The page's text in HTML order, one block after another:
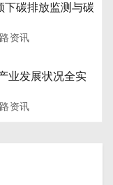
下碳排放监测与碳
资讯
业发展状况全实
资讯